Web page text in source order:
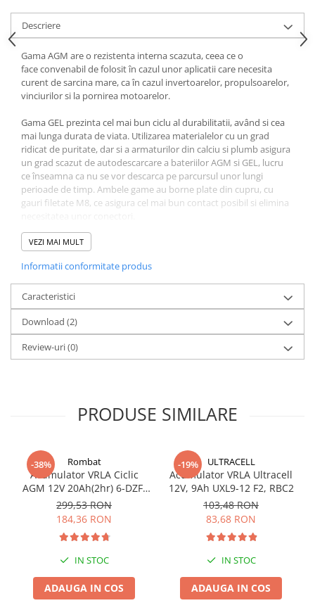
6-12 V
Baterii si acumulatori AGM VRLA
de 6-12 V
Acumulatori Moto, ATV
GEL
AGM
Li-Ion
SLA AGM (Sealed Lead Acid)
Deep Cycle - Tractiune/Semi-
Tractiune
Marine & Caravan
APC
Pachete acumulatori VRLA
Redresoare, incarcatoare si testere
Redresoare auto, moto, barci si
stationare
Surse UPS
UPS Calculatoare si Servere
Stabilizatoare Tensiune
PDUs unitati de distributie a
energiei electrice
Cabinete baterii
Acumulatori UPS
Drumetii / Camping
Accesorii
Frigidere portabile
Descriere
Gama AGM are o rezistenta interna scazuta, ceea ce o
face convenabil de folosit în cazul unor aplicatii care necesita
curent de sarcina mare, ca în cazul invertoarelor, propulsoarelor,
vinciurilor si la pornirea motoarelor.
Gama GEL prezinta cel mai bun ciclu al durabilitatii, având si cea
mai lunga durata de viata. Utilizarea materialelor cu un grad
ridicat de puritate, dar si a armaturilor din calciu si plumb asigura
un grad scazut de autodescarcare a bateriilor AGM si GEL, lucru
ce înseamna ca nu se vor descarca pe parcursul unor lungi
perioade de timp. Ambele game au borne plate din cupru, cu
gauri filetate M8, ce asigura cel mai bun contact posibil si elimina
Acumulatorii AGM super ciclici sunt recomandati pentru
frecvente de 60-80% din capacitate.
VRLA AGM: durata de viata proiectata 7-10 ani
VEZI MAI MULT
Informatii conformitate produs
Caracteristici
Download (2)
Review-uri(0)
PRODUSE SIMILARE
-38% Rombat
Acumulator VRLA Ciclic
AGM 12V 20Ah(2hr) 6-DZF-
20 / 6-DZM-20 pentru
biciclete electrice
299,53 RON
184,36 RON
IN STOC
ADAUGA IN COS
-19% ULTRACELL
Acumulator VRLA Ultracell
12V, 9Ah UXL9-12 F2, RBC2
103,48 RON
83,68 RON
IN STOC
ADAUGA IN COS